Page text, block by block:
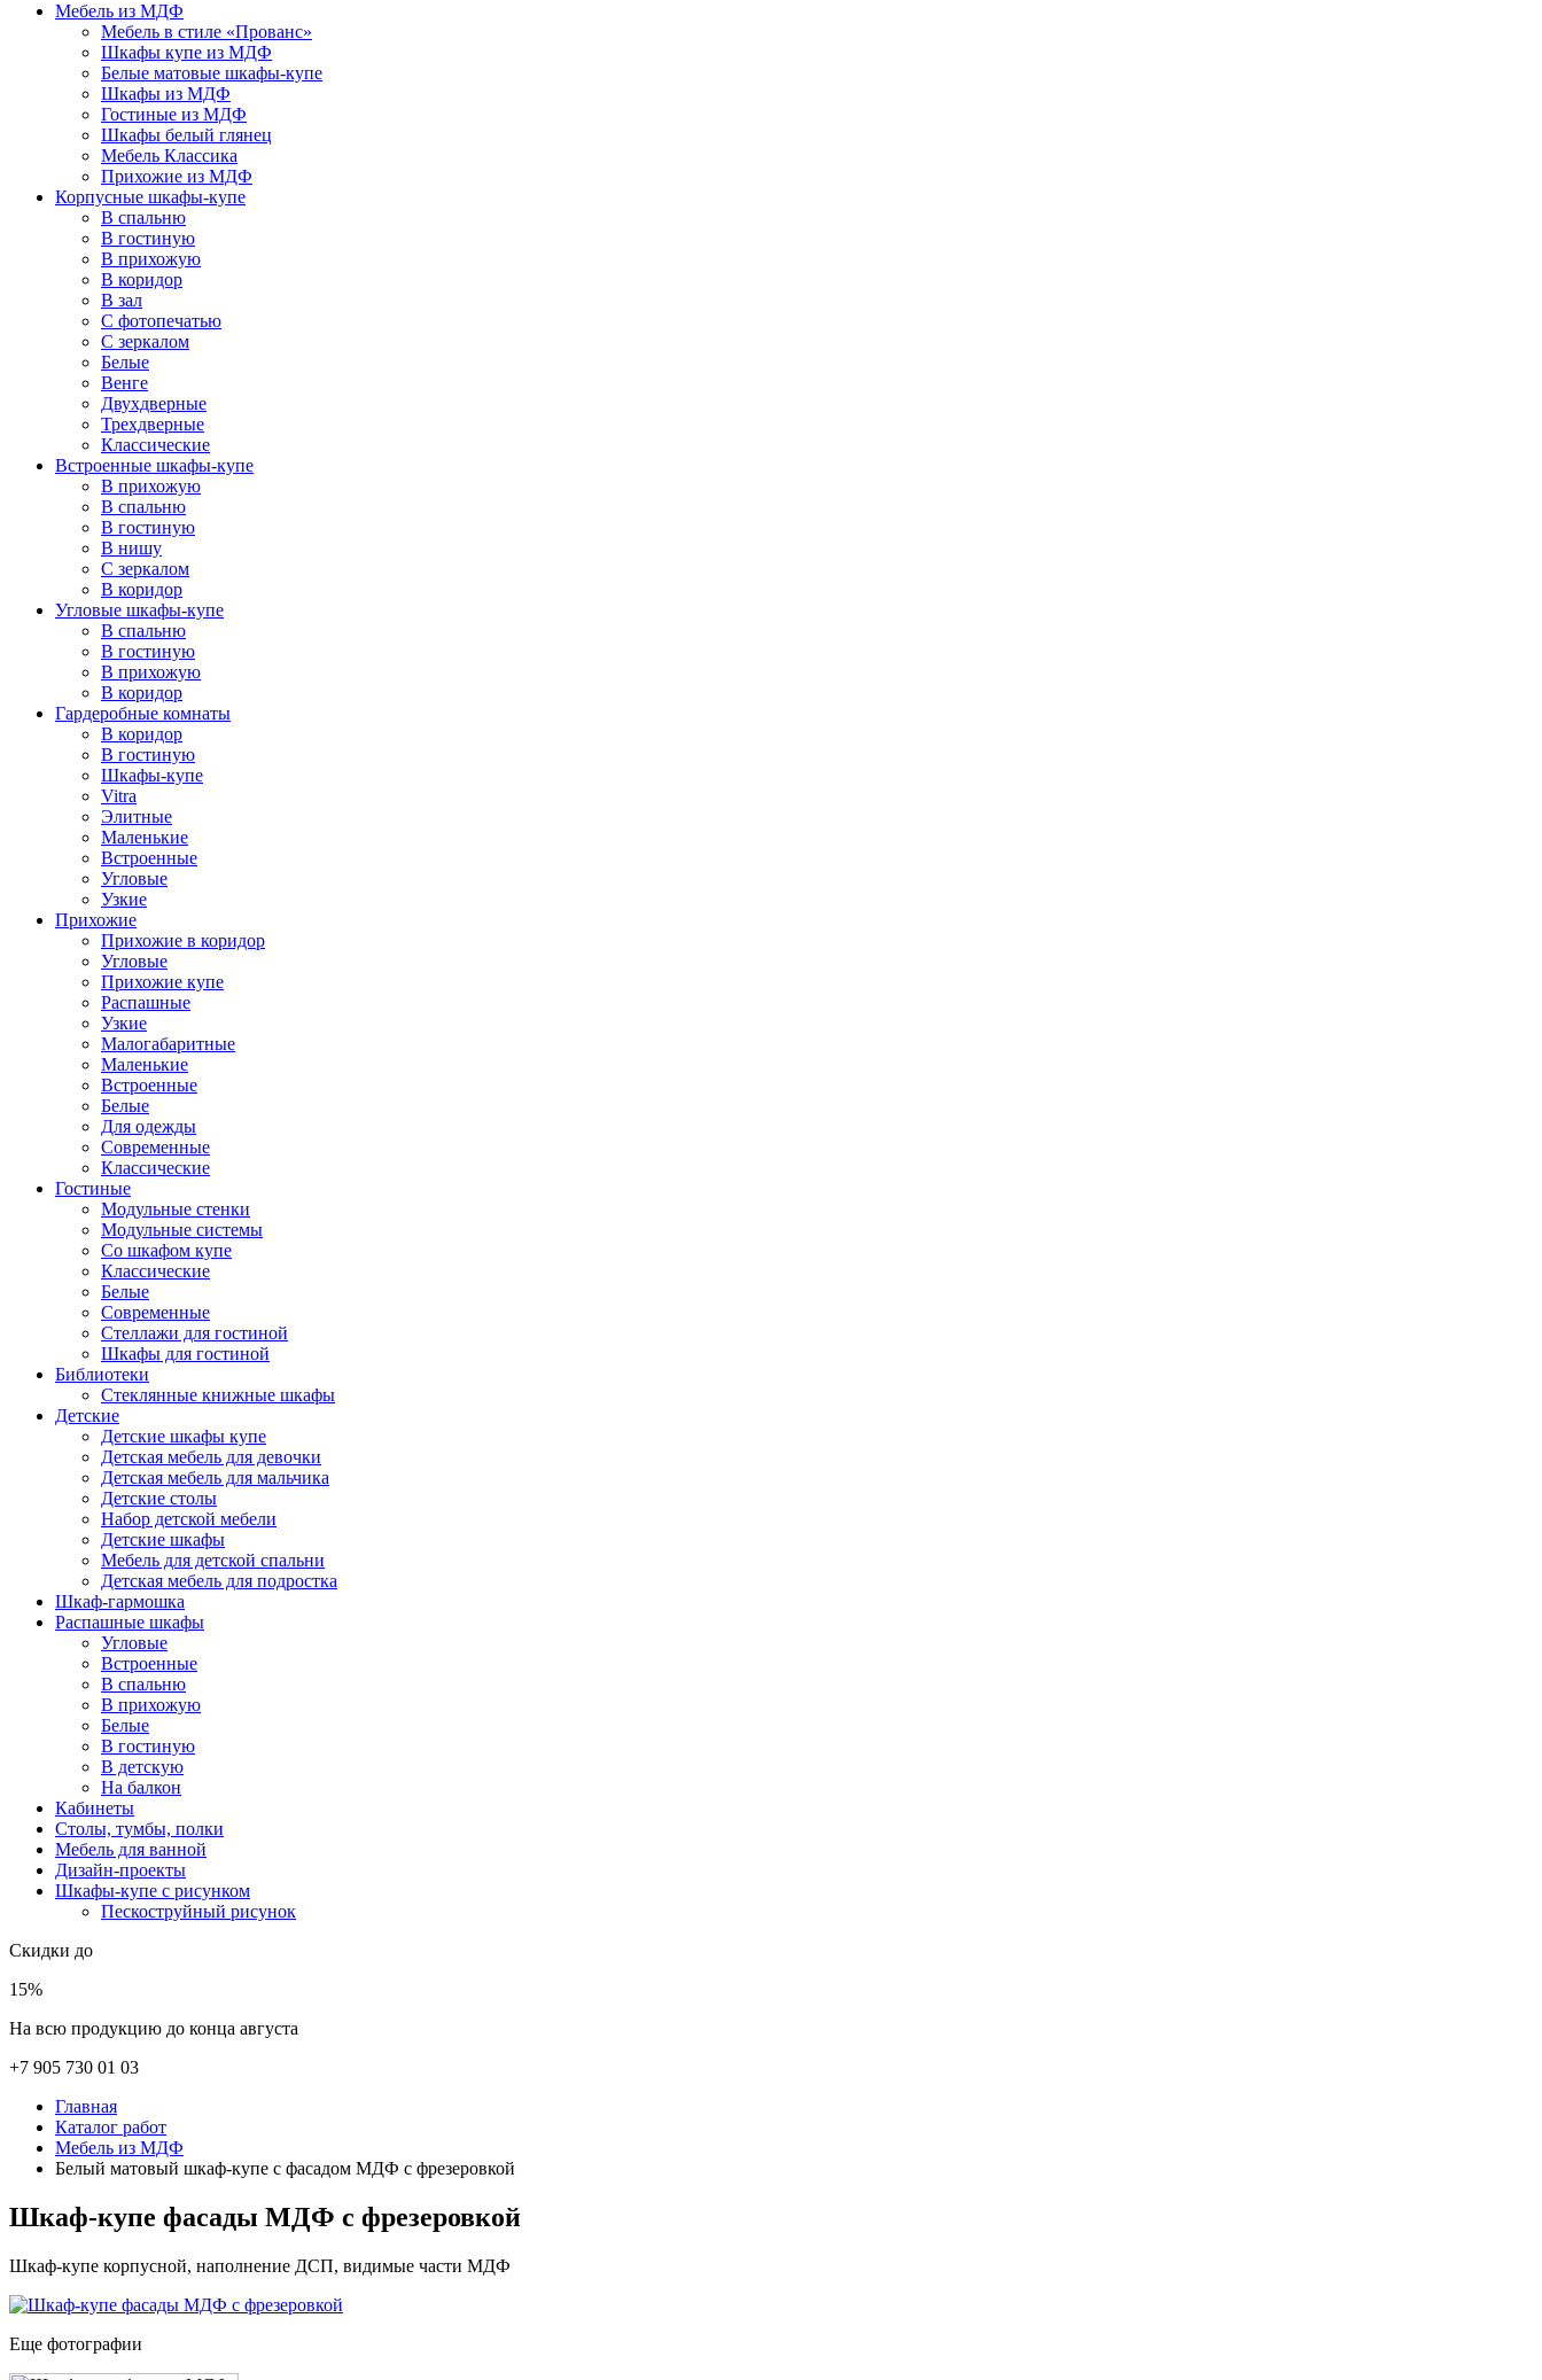
Мебель из МДФ
Мебель в стиле «Прованс»
Шкафы купе из МДФ
Белые матовые шкафы-купе
Шкафы из МДФ
Гостиные из МДФ
Шкафы белый глянец
Мебель Классика
Прихожие из МДФ
Корпусные шкафы-купе
В спальню
В гостиную
В прихожую
В коридор
В зал
С фотопечатью
С зеркалом
Белые
Венге
Двухдверные
Трехдверные
Классические
Встроенные шкафы-купе
В прихожую
В спальню
В гостиную
В нишу
С зеркалом
В коридор
Угловые шкафы-купе
В спальню
В гостиную
В прихожую
В коридор
Гардеробные комнаты
В коридор
В гостиную
Шкафы-купе
Vitra
Элитные
Маленькие
Встроенные
Угловые
Узкие
Прихожие
Прихожие в коридор
Угловые
Прихожие купе
Распашные
Узкие
Малогабаритные
Маленькие
Встроенные
Белые
Для одежды
Современные
Классические
Гостиные
Модульные стенки
Модульные системы
Со шкафом купе
Классические
Белые
Современные
Стеллажи для гостиной
Шкафы для гостиной
Библиотеки
Стеклянные книжные шкафы
Детские
Детские шкафы купе
Детская мебель для девочки
Детская мебель для мальчика
Детские столы
Набор детской мебели
Детские шкафы
Мебель для детской спальни
Детская мебель для подростка
Шкаф-гармошка
Распашные шкафы
Угловые
Встроенные
В спальню
В прихожую
Белые
В гостиную
В детскую
На балкон
Кабинеты
Столы, тумбы, полки
Мебель для ванной
Дизайн-проекты
Шкафы-купе с рисунком
Пескоструйный рисунок
Скидки до
15%
На всю продукцию до конца августа
+7 905 730 01 03
Главная
Каталог работ
Мебель из МДФ
Белый матовый шкаф-купе с фасадом МДФ с фрезеровкой
Шкаф-купе фасады МДФ с фрезеровкой
Шкаф-купе корпусной, наполнение ДСП, видимые части МДФ
Еще фотографии